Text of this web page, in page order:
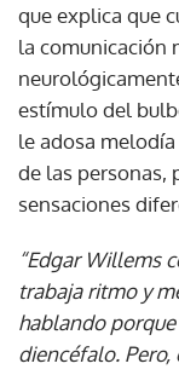
que explica que
la comunicación
estímulo del
le adosa
de las personas,
sensaciones
“Edgar Willems
trabaja ritmo y
hablando
diencéfalo.